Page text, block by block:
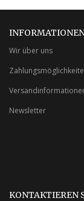
Wir über uns
Newsletter
KONTAKTIEREN